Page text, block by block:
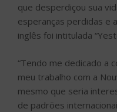
que desperdiçou sua
esperanças perdidas e
inglês foi intitulada
“Tendo me dedicado a
meu trabalho com a
mesmo que seria
de padrões